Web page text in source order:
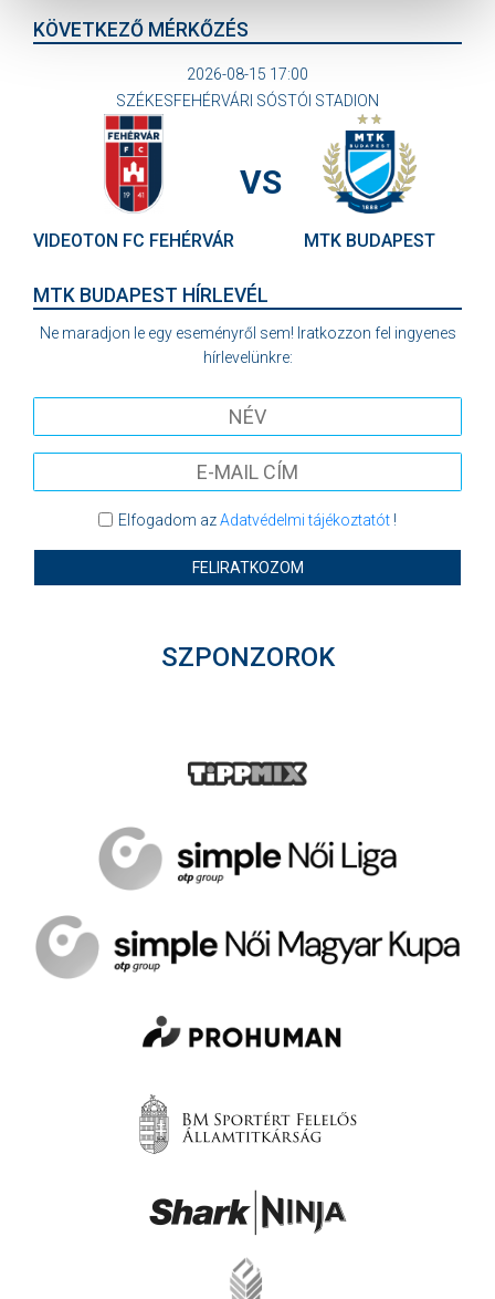
KÖVETKEZŐ MÉRKŐZÉS
2026-08-15 17:00
SZÉKESFEHÉRVÁRI SÓSTÓI STADION
VIDEOTON FC FEHÉRVÁR
VS
MTK BUDAPEST
MTK BUDAPEST HÍRLEVÉL
Ne maradjon le egy eseményről sem! Iratkozzon fel ingyenes
hírlevelünkre:
Elfogadom azAdatvédelmi tájékoztatót!
FELIRATKOZOM
SZPONZOROK